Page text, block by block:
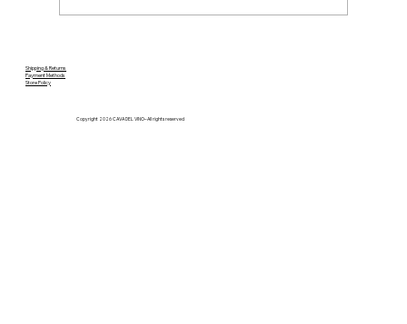
Ανακαλύψτε τα καλύτερα εκλεκτά
Shipping & Returns
Payment Methods
Store Policy
Copyright 2026 CAVA DEL VINO– All rights reserved